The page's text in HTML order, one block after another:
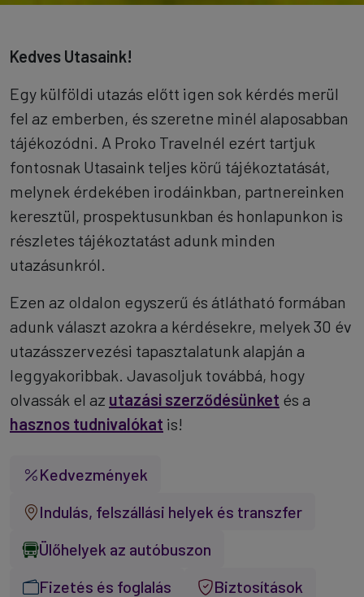
Kedves Utasaink!
Egy külföldi utazás előtt igen sok kérdés merül
fel az emberben, és szeretne minél alaposabban
tájékozódni. A Proko Travelnél ezért tartjuk
fontosnak Utasaink teljes körű tájékoztatását,
melynek érdekében irodáinkban, partnereinken
keresztül, prospektusunkban és honlapunkon is
részletes tájékoztatást adunk minden
utazásunkról.
Ezen az oldalon egyszerű és átlátható formában
adunk választ azokra a kérdésekre, melyek 30 év
utazásszervezési tapasztalatunk alapján a
leggyakoribbak. Javasoljuk továbbá, hogy
olvassák el az utazási szerződésünket és a
hasznos tudnivalókat is!
Kedvezmények
Indulás, felszállási helyek és transzfer
Ülőhelyek az autóbuszon
Fizetés és foglalás
Biztosítások